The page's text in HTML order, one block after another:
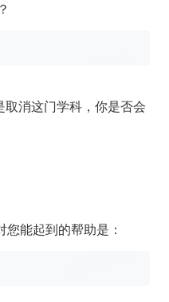
消这门学科，你是否会
能起到的帮助是：